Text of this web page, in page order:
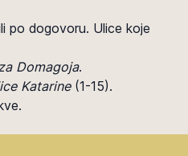
po dogovoru. Ulice koje
Domagoja.
Katarine(1-15).